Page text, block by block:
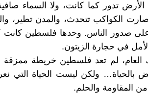
تدور كما كانت، ولا السماء
صارت الكواكب تتحدث، والمدن تطير،
صدور الناس. وحدها فلسطين كانت
في حجارة الزيتون.
لم تعد فلسطين خريطة ممزقة
بالحياة… ولكن ليست الحياة التي
من المقاومة والحلم.